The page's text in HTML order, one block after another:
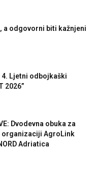
a odgovorni biti kažnjeni
4. Ljetni odbojkaški
2026”
Dvodevna obuka za
organizaciji AgroLink
Adriatica